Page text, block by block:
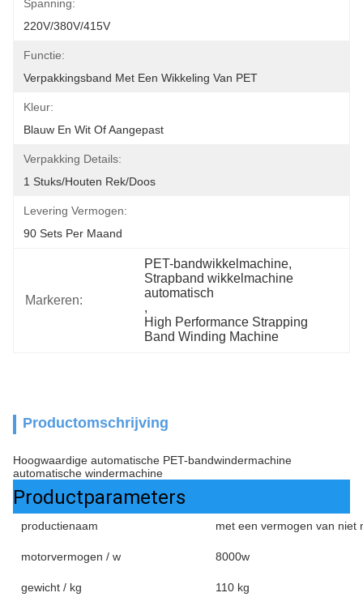
Spanning:
220V/380V/415V
Functie:
Verpakkingsband Met Een Wikkeling Van PET
Kleur:
Blauw En Wit Of Aangepast
Verpakking Details:
1 Stuks/houten Rek/doos
Levering Vermogen:
90 Sets Per Maand
Markeren:
PET-bandwikkelmachine,
Strapband wikkelmachine
automatisch
,
High Performance Strapping
Band Winding Machine
Productomschrijving
Hoogwaardige automatische PET-bandwindermachine
automatische windermachine
Productparameters
productienaam met een vermogen van niet
motorvermogen / w 8000w
gewicht / kg 110 kg